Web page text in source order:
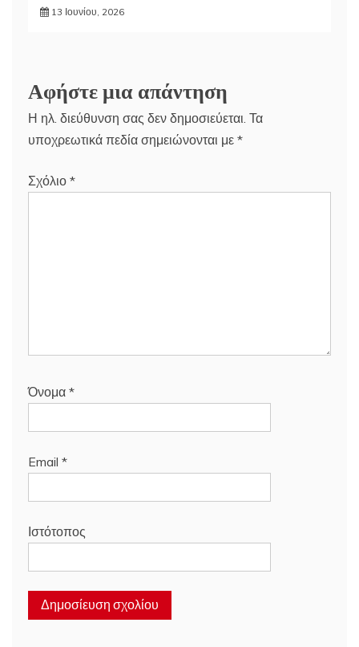
13 Ιουνίου, 2026
Αφήστε μια απάντηση
Η ηλ. διεύθυνση σας δεν δημοσιεύεται. Τα
υποχρεωτικά πεδία σημειώνονται με *
Σχόλιο *
Όνομα *
Email *
Ιστότοπος